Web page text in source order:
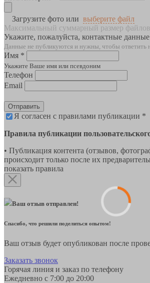
Загрузите фото или выберите файл
Максимальный суммарный размер
Укажите, пожалуйста, контактные данные
Данные не публикуются и нужны, чтобы ответить
Имя *
Укажите Ваше имя или псевдоним
Телефон
Email
Отправить
Я согласен с правилами публикации *
Правила публикации
• Публикация контента (отзывов,
происходит только после их
показать правила
Ваш отзыв отправлен!
Спасибо, что решили поделиться опытом!
Ваш отзыв будет опубликован после
Заказать звонок
Горячая линия и заказ по телефону
Ежедневно с 7:00 до 20:00